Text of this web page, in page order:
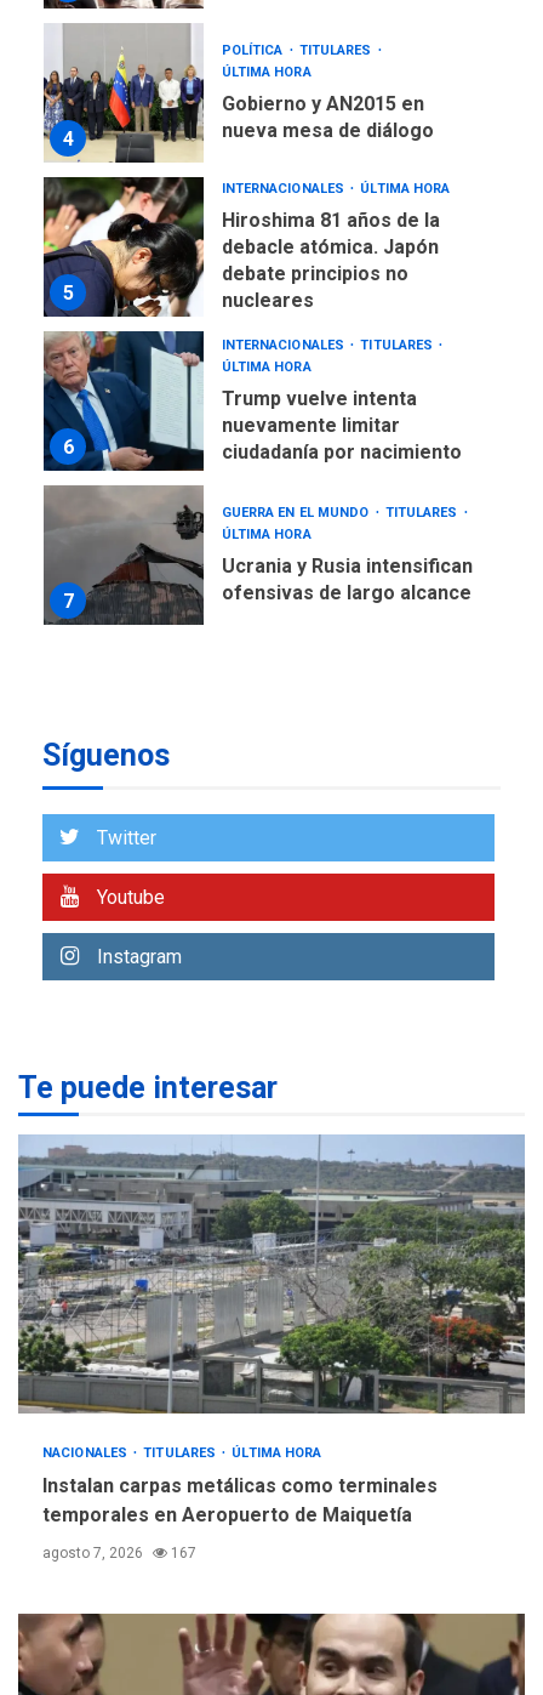
5
INTERNACIONALES ÚLTIMA HORA
Hiroshima 81 años de la
debacle atómica. Japón
debate principios no
6
INTERNACIONALES
TITULARES
ÚLTIMA HORA
Trump vuelve intenta
nuevamente limitar
ciudadanía por nacimiento
7
GUERRA EN EL MUNDO
ÚLTIMA HORA
Ucrania y Rusia intensifican
ofensivas de largo alcance
1
ÚLTIMA HORA
Instalan carpas metálicas
como terminales
temporales en Aeropuerto
2
3
diálogo en Venezuela
4
nueva mesa de diálogo
5
INTERNACIONALES ÚLTIMA HORA
Hiroshima 81 años de la
debacle atómica. Japón
debate principios no
nucleares
Síguenos
Twitter
Youtube
Instagram
Te puede interesar
NACIONALES TITULARES ÚLTIMA HORA
Instalan carpas metálicas como terminales
temporales en Aeropuerto de Maiquetía
agosto 7, 2026 167